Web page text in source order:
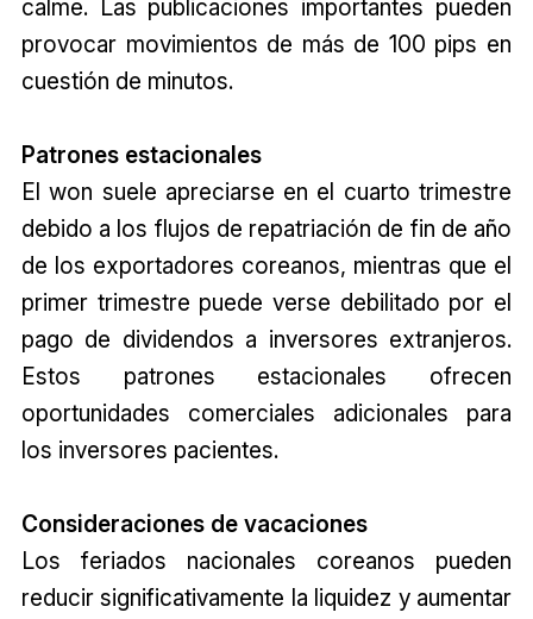
calme. Las publicaciones importantes pueden
provocar movimientos de más de 100 pips en
cuestión de minutos.
Patrones estacionales
El won suele apreciarse en el cuarto trimestre
debido a los flujos de repatriación de fin de año
de los exportadores coreanos, mientras que el
primer trimestre puede verse debilitado por el
pago de dividendos a inversores extranjeros.
Estos patrones estacionales ofrecen
oportunidades comerciales adicionales para
los inversores pacientes.
Consideraciones de vacaciones
Los feriados nacionales coreanos pueden
reducir significativamente la liquidez y aumentar